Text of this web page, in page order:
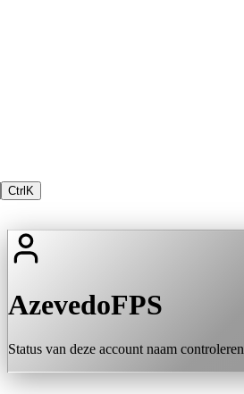
Ctrl K
AzevedoFPS
Status van deze account naam controleren